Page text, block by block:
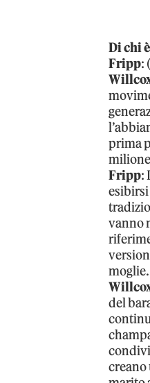
Di chi
Fripp:
prima
Fripp:
esibirsi
vanno
moglie.
del
creano